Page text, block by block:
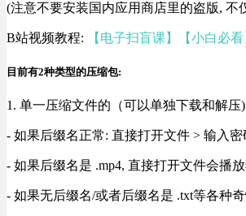
(注意不要安装国内应用商店里的盗版, 不
B站视频教程: 【电子扫盲课】【小白必
目前有2种类型的压缩包:
1. 单一压缩文件的（可以单独下载和解压)
- 如果后缀名正常: 直接打开文件 > 输入
- 如果后缀名是 .mp4, 直接打开文件会播
- 如果无后缀名/或者后缀名是 .txt等各种